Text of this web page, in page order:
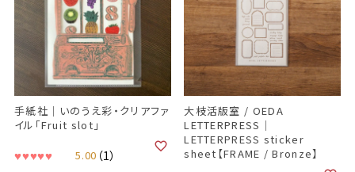
手紙社｜いのうえ彩・クリアファ
イル「Fruit slot」
5.00 （1）
大枝活版室 / OEDA
LETTERPRESS｜
LETTERPRESS sticker
sheet【FRAME / Bronze】